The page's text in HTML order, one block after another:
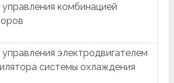
управления комбинацией
управления электродвигателем
системы охлаждения